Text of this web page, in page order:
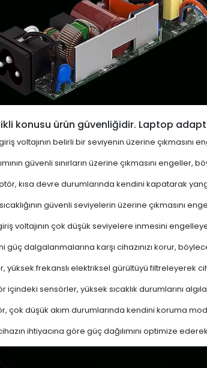
konusu ürün güvenliğidir. Laptop
voltajının belirli bir seviyenin üzerine çıkmasını
güvenli sınırların üzerine çıkmasını
kısa devre durumlarında kendini kapatarak
güvenli seviyelerin üzerine çıkmasını
voltajının çok düşük seviyelere inmesini
güç dalgalanmalarına karşı cihazınızı korur,
yüksek frekanslı elektriksel gürültüyü filtreleyerek
içindeki sensörler, yüksek sıcaklık durumlarını
çok düşük akım durumlarında kendini koruma
ihtiyacına göre güç dağılımını optimize